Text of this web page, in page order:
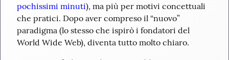
pochissimi minuti), ma più per motivi concettuali
che pratici. Dopo aver compreso il “nuovo”
paradigma (lo stesso che ispirò i fondatori del
World Wide Web), diventa tutto molto chiaro.